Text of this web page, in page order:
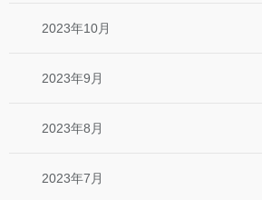
2023年10月
2023年9月
2023年8月
2023年7月